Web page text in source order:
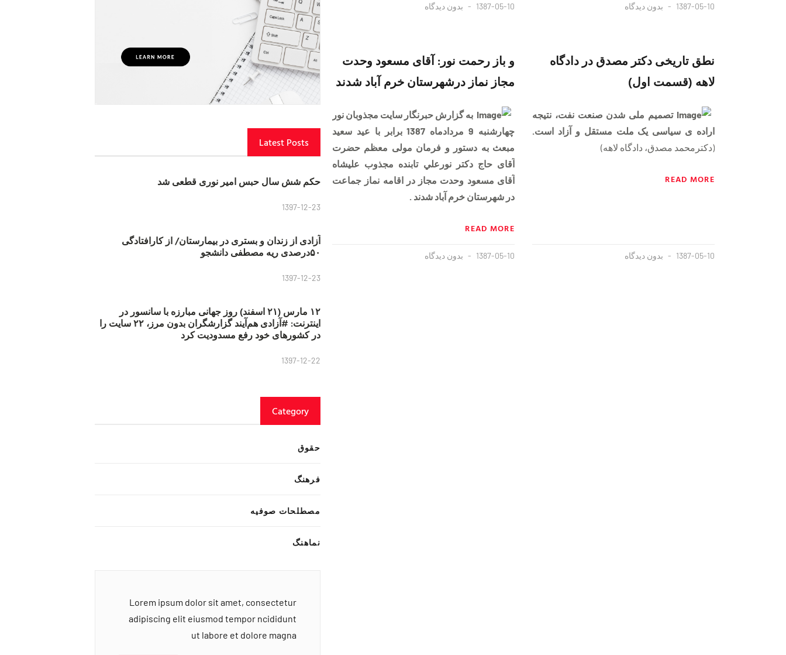
1387-05-10 بدون دیدگاه 1387-05-10 بدون دیدگاه
نطق تاريخی دکتر مصدق در دادگاه
لاهه (قسمت اول)
تصمیم ملی شدن صنعت نفت، نتیجه
اراده ی سیاسی یک ملت مستقل و آزاد است.
(دکترمحمد مصدق، دادگاه لاهه)
READ MORE
1387-05-10 بدون دیدگاه
و باز رحمت نور: آقای مسعود وحدت
مجاز نماز درشهرستان خرم آباد شدند
به گزارش حبرنگار سایت مجذوبان نور
چهارشنبه 9 مردادماه 1387 برابر با عید سعید
مبعث به دستور و فرمان مولی معظم حضرت
آقای حاج دكتر نورعلي تابنده مجذوب عليشاه
آقای مسعود وحدت مجاز در اقامه نماز جماعت
در شهرستان خرم آباد شدند .
READ MORE
1387-05-10 بدون دیدگاه
Latest Posts
حکم شش سال حبس امیر نوری قطعی شد
1397-12-23
آزادی از زندان و بستری در بیمارستان/ از کارافتادگی
۵۰درصدی ریه مصطفی دانشجو
1397-12-23
۱۲ مارس (۲۱ اسفند) روز جهانی مبارزه با سانسور در
اینترنت: #آزادی هم‌آیند گزارشگران‌ بدون مرز، ۲۲ سایت را
در کشورهای خود رفع مسدودیت کرد
1397-12-22
Category
حقوق
فرهنگ
مصطلحات صوفیه
نماهنگ
Lorem ipsum dolor sit amet, consectetur
adipiscing elit eiusmod tempor ncididunt
ut labore et dolore magna